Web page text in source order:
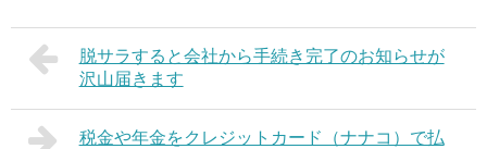
脱サラすると会社から手続き完了のお知らせが
沢山届きます
税金や年金をクレジットカード（ナナコ）で払